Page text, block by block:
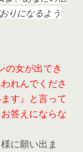
りになるよう
の女が出てき
れんでくださ
す』と言って
答えにならな
に願い出ま